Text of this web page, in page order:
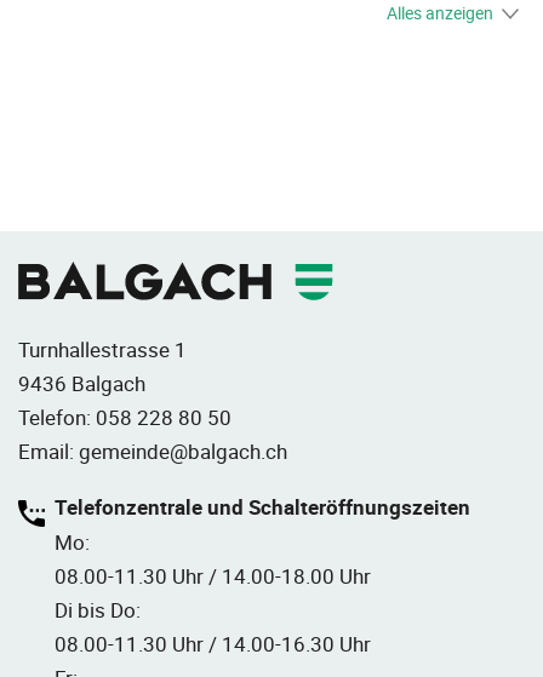
Alles anzeigen
Fusszeile
Turnhallestrasse 1
9436 Balgach
Telefon: 058 228 80 50
Email: gemeinde@balgach.ch
Telefonzentrale und Schalteröffnungszeiten
Mo:
08.00-11.30 Uhr / 14.00-18.00 Uhr
Di bis Do:
08.00-11.30 Uhr / 14.00-16.30 Uhr